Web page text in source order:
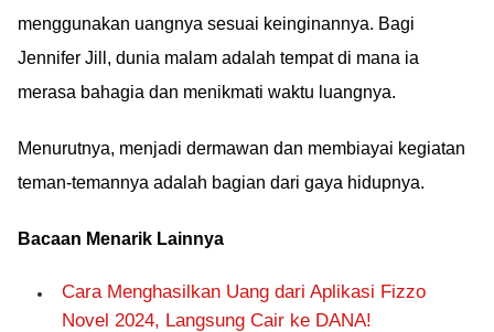
menggunakan uangnya sesuai keinginannya. Bagi
Jennifer Jill, dunia malam adalah tempat di mana ia
merasa bahagia dan menikmati waktu luangnya.
Menurutnya, menjadi dermawan dan membiayai kegiatan
teman-temannya adalah bagian dari gaya hidupnya.
Bacaan Menarik Lainnya
Cara Menghasilkan Uang dari Aplikasi Fizzo
Novel 2024, Langsung Cair ke DANA!